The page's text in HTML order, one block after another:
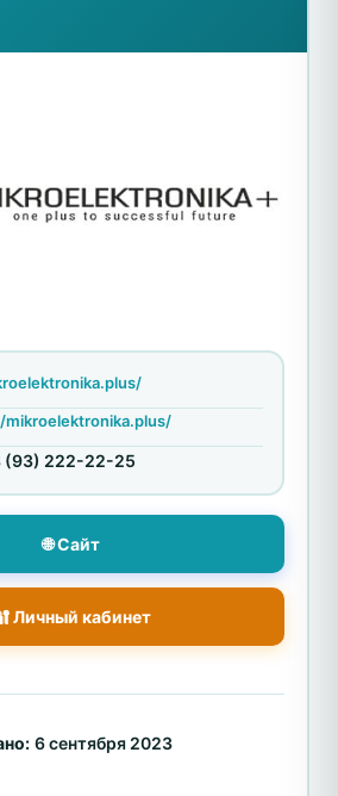
(93) 222-22-25
🌐 Сайт
Личный кабинет
6 сентября 2023